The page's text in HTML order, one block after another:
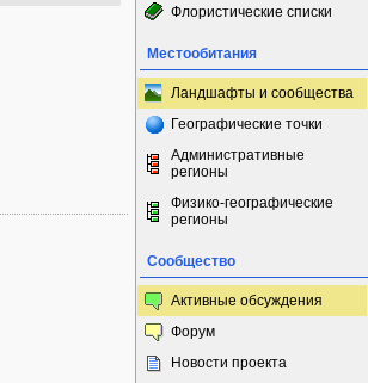
Флористические списки
Местообитания
Ландшафты и сообщества
Географические точки
Административные
регионы
Физико-географические
регионы
Сообщество
Активные обсуждения
Форум
Новости проекта